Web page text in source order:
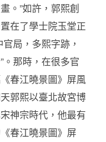
。”如許，郭熙創
在了學士院玉堂正
局，多熙字跡，
那時，在很多官
春江曉景圖》屏風
郭熙以臺北故宮博
神宗時代，他最有
春江曉景圖》屏